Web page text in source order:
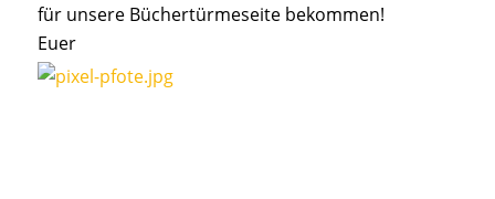
für unsere Büchertürmeseite bekommen!
Euer